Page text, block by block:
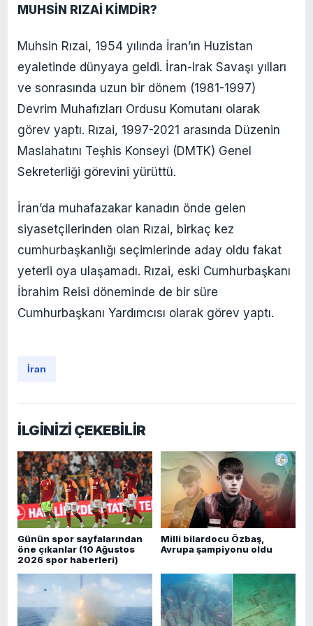
MUHSİN RIZAİ KİMDİR?
Muhsin Rızai, 1954 yılında İran’ın Huzistan
eyaletinde dünyaya geldi. İran-Irak Savaşı yılları
ve sonrasında uzun bir dönem (1981-1997)
Devrim Muhafızları Ordusu Komutanı olarak
görev yaptı. Rızai, 1997-2021 arasında Düzenin
Maslahatını Teşhis Konseyi (DMTK) Genel
Sekreterliği görevini yürüttü.
İran’da muhafazakar kanadın önde gelen
siyasetçilerinden olan Rızai, birkaç kez
cumhurbaşkanlığı seçimlerinde aday oldu fakat
yeterli oya ulaşamadı. Rızai, eski Cumhurbaşkanı
İbrahim Reisi döneminde de bir süre
Cumhurbaşkanı Yardımcısı olarak görev yaptı.
İran
İLGİNİZİ ÇEKEBİLİR
Günün spor sayfalarından
öne çıkanlar (10 Ağustos
2026 spor haberleri)
Milli bilardocu Özbaş,
Avrupa şampiyonu oldu